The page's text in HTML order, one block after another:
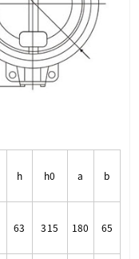
h h0 a b
63 315 180 65